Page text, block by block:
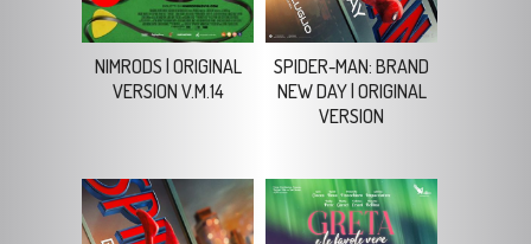
NIMRODS | ORIGINAL
VERSION V.M.14
SPIDER-MAN: BRAND
NEW DAY | ORIGINAL
VERSION